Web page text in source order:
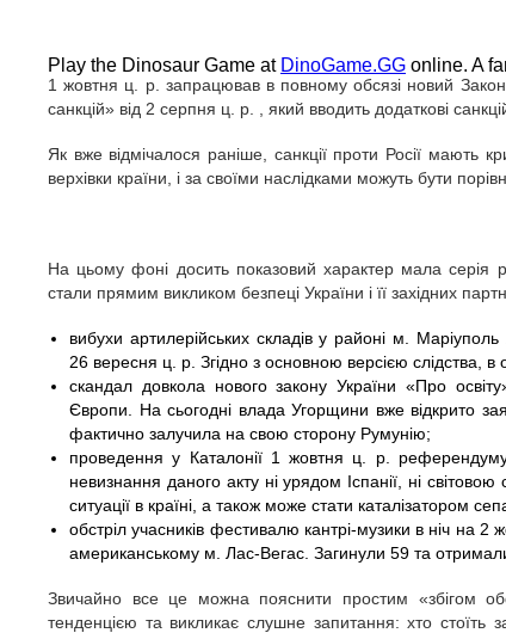
Play the Dinosaur Game at DinoGame.GG online. A
1 жовтня ц. р. запрацював в повному обсязі новий
санкцій» від 2 серпня ц. р. , який вводить додаткові
Як вже відмічалося раніше, санкції проти Росії мають
верхівки країни, і за своїми наслідками можуть бути
На цьому фоні досить показовий характер мала серія
стали прямим викликом безпеці України і її західних
вибухи артилерійських складів у районі м.
26 вересня ц. р. Згідно з основною версією слідства,
скандал довкола нового закону України «Про
Європи. На сьогодні влада Угорщини вже відкрито
фактично залучила на свою сторону Румунію;
проведення у Каталонії 1 жовтня ц. р. референдуму
невизнання даного акту ні урядом Іспанії, ні
ситуації в країні, а також може стати каталізатором
обстріл учасників фестивалю кантрі-музики в ніч на
американському м. Лас-Вегас. Загинули 59 та
Звичайно все це можна пояснити простим «збігом
тенденцією та викликає слушне запитання: хто